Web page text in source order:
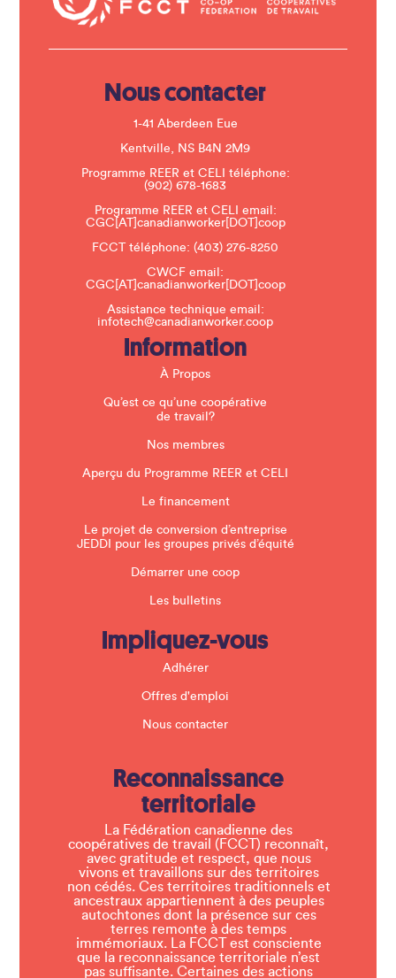
c
s
Nous contacter
1-41 Aberdeen Eue
Kentville, NS B4N 2M9
Programme REER et CELI téléphone:
(902) 678-1683
Programme REER et CELI email:
CGC[AT]canadianworker[DOT]coop
FCCT téléphone:(403) 276-8250
CWCF email:
CGC[AT]canadianworker[DOT]coop
Assistance technique email:
infotech@canadianworker.coop
Information
À Propos
Qu’est ce qu’une coopérative
de travail?
Nos membres
Aperçu du Programme REER et CELI
Le financement
Le projet de conversion d’entreprise
JEDDI pour les groupes privés d’équité
Démarrer une coop
Les bulletins
Impliquez-vous
Adhérer
Offres d'emploi
Nous contacter
Reconnaissance
territoriale
La Fédération canadienne des
coopératives de travail (FCCT) reconnaît,
avec gratitude et respect, que nous
vivons et travaillons sur des territoires
non cédés. Ces territoires traditionnels et
ancestraux appartiennent à des peuples
autochtones dont la présence sur ces
terres remonte à des temps
immémoriaux. La FCCT est consciente
que la reconnaissance territoriale n’est
pas suffisante. Certaines des actions